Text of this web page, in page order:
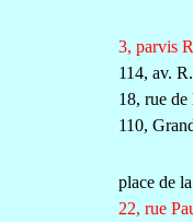
3, parvis
114, av.
18, rue
110,
place de
22, rue